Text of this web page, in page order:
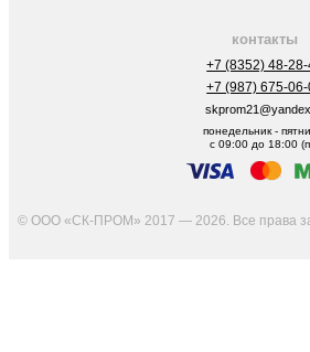
контакты
+7 (8352) 48-
+7 (987) 675-
понедельник -
с 09:00 до 18:00
© ООО «СК-ПРОМ» 2017 — 2026. Все права